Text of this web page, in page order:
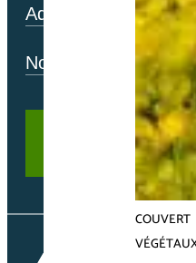
COUVERT